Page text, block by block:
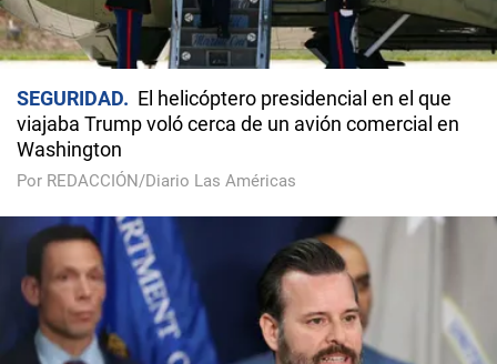
SEGURIDAD
El helicóptero presidencial en el que
viajaba Trump voló cerca de un avión comercial en
Washington
Por REDACCIÓN/Diario Las Américas